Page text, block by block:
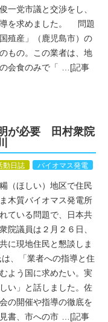
一党市議と交渉をし、
を求めました。 問題
殖産」（鹿児島市）の
もの。この業者は、地
会食のみで「
… [記事
が必要 田村衆院
動日誌 バイオマス発電
（ほしい）地区で住民
木質バイオマス発電所
ている問題で、日本共
院議員は２月２６日、
に現地住民と懇談しま
、「業者への指導と住
よう国に求めたい。実
い」と話しました。佐
の開催や指導の徹底を
書、市への市 … [記事